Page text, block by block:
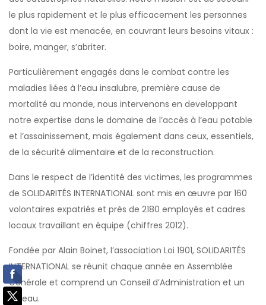
le plus rapidement et le plus efficacement les personnes
dont la vie est menacée, en couvrant leurs besoins vitaux :
boire, manger, s’abriter.
Particulièrement engagés dans le combat contre les
maladies liées à l’eau insalubre, première cause de
mortalité au monde, nous intervenons en developpant
notre expertise dans le domaine de l’accès à l’eau potable
et l’assainissement, mais également dans ceux, essentiels,
de la sécurité alimentaire et de la reconstruction.
Dans le respect de l’identité des victimes, les programmes
de SOLIDARITÉS INTERNATIONAL sont mis en œuvre par 160
volontaires expatriés et près de 2180 employés et cadres
locaux travaillant en équipe (chiffres 2012).
Fondée par Alain Boinet, l’association Loi 1901, SOLIDARITÉS
INTERNATIONAL se réunit chaque année en Assemblée
Générale et comprend un Conseil d’Administration et un
Bureau.